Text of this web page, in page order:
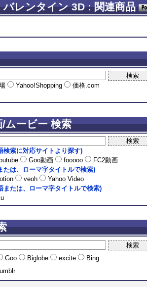
バレンタイン 3D : 関連商品
Yahoo!Shopping
価格.com
ムービー 検索
検索に対応サイトより探す)
Goo動画 fooooo
FC2動画
たは、ローマ字タイトルで検索)
veoh
Yahoo Video
または、ローマ字タイトルで検索)
Goo Biglobe excite
Bing